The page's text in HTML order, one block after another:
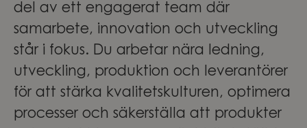
del av ett engagerat team där
samarbete, innovation och utveckling
står i fokus. Du arbetar nära ledning,
utveckling, produktion och leverantörer
för att stärka kvalitetskulturen, optimera
processer och säkerställa att produkter